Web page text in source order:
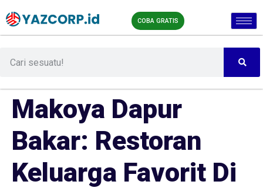
COBA GRATIS
Makoya Dapur
Bakar: Restoran
Keluarga Favorit Di